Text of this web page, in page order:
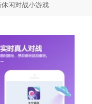
闲对战小游戏